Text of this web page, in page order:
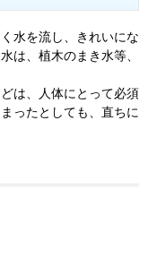
水を流し、きれいにな
は、植木のまき水等、
は、人体にとって必須
ったとしても、直ちに